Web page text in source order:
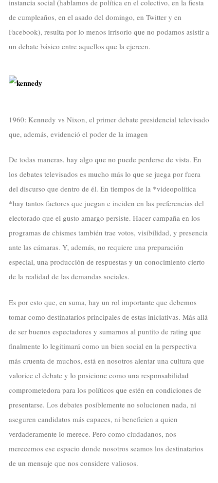
instancia social (hablamos de política en el colectivo, en la fiesta
de cumpleaños, en el asado del domingo, en Twitter y en
Facebook), resulta por lo menos irrisorio que no podamos asistir a
un debate básico entre aquellos que la ejercen.
1960: Kennedy vs Nixon, el primer debate presidencial televisado
que, además, evidenció el poder de la imagen
De todas maneras, hay algo que no puede perderse de vista. En
los debates televisados es mucho más lo que se juega por fuera
del discurso que dentro de él. En tiempos de la *videopolítica
*hay tantos factores que juegan e inciden en las preferencias del
electorado que el gusto amargo persiste. Hacer campaña en los
programas de chismes también trae votos, visibilidad, y presencia
ante las cámaras. Y, además, no requiere una preparación
especial, una producción de respuestas y un conocimiento cierto
de la realidad de las demandas sociales.
Es por esto que, en suma, hay un rol importante que debemos
tomar como destinatarios principales de estas iniciativas. Más allá
de ser buenos espectadores y sumarnos al puntito de rating que
finalmente lo legitimará como un bien social en la perspectiva
más cruenta de muchos, está en nosotros alentar una cultura que
valorice el debate y lo posicione como una responsabilidad
comprometedora para los políticos que estén en condiciones de
presentarse. Los debates posiblemente no solucionen nada, ni
aseguren candidatos más capaces, ni beneficien a quien
verdaderamente lo merece. Pero como ciudadanos, nos
merecemos ese espacio donde nosotros seamos los destinatarios
de un mensaje que nos considere valiosos.